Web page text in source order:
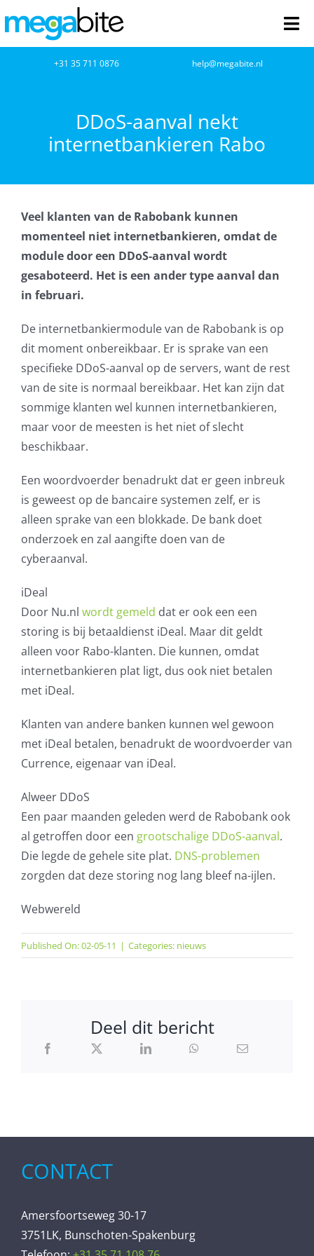
naar
inhoud
Netwerkbeheer
Cloud Computing
VOIP
Microsoft NCE
AVG
Office365
Glasvezelverbindingen
Microsoft software licenties
SLA overeenkomsten
Remote Help
WordPress SLA Contract
Contact
+31 35 711 0876 help@megabite.nl
DDoS-aanval nekt
internetbankieren Rabo
Veel klanten van de Rabobank kunnen
momenteel niet internetbankieren, omdat de
module door een DDoS-aanval wordt
gesaboteerd. Het is een ander type aanval dan
in februari.
De internetbankiermodule van de Rabobank is op
dit moment onbereikbaar. Er is sprake van een
specifieke DDoS-aanval op de servers, want de rest
van de site is normaal bereikbaar. Het kan zijn dat
sommige klanten wel kunnen internetbankieren,
maar voor de meesten is het niet of slecht
beschikbaar.
Een woordvoerder benadrukt dat er geen inbreuk
is geweest op de bancaire systemen zelf, er is
alleen sprake van een blokkade. De bank doet
onderzoek en zal aangifte doen van de
cyberaanval.
iDeal
Door Nu.nl wordt gemeld dat er ook een een
storing is bij betaaldienst iDeal. Maar dit geldt
alleen voor Rabo-klanten. Die kunnen, omdat
internetbankieren plat ligt, dus ook niet betalen
met iDeal.
Klanten van andere banken kunnen wel gewoon
met iDeal betalen, benadrukt de woordvoerder van
Currence, eigenaar van iDeal.
Alweer DDoS
Een paar maanden geleden werd de Rabobank ook
al getroffen door een grootschalige DDoS-aanval.
Die legde de gehele site plat. DNS-problemen
zorgden dat deze storing nog lang bleef na-ijlen.
Webwereld
Published On: 02-05-11 | Categories: nieuws
Deel dit bericht
CONTACT
Amersfoortseweg 30-17
3751LK, Bunschoten-Spakenburg